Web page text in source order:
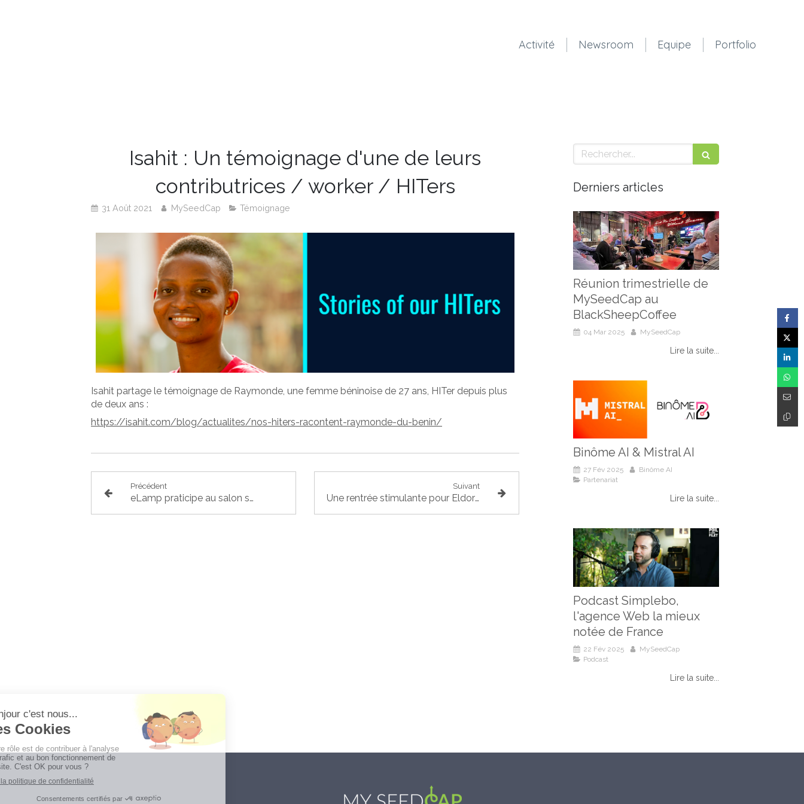
Activité Newsroom Equipe Portfolio
Isahit : Un témoignage d'une de leurs
contributrices / worker / HITers
31 Août 2021 MySeedCap Témoignage
Isahit partage le témoignage de Raymonde, une femme béninoise de 27 ans, HITer depuis plus
de deux ans :
https://isahit.com/blog/actualites/nos-hiters-racontent-raymonde-du-benin/
Précédent
eLamp praticipe au salon solutions RH du 7 au 9 septembre
Suivant
Une rentrée stimulante pour Eldorado
Rechercher
Derniers articles
Réunion trimestrielle de
MySeedCap au
BlackSheepCoffee
04 Mar 2025 MySeedCap
Lire la suite...
Binôme AI & Mistral AI
27 Fév 2025
Binôme AI
Partenariat
Lire la suite...
Podcast Simplebo,
l'agence Web la mieux
notée de France
22 Fév 2025
MySeedCap
Podcast
Lire la suite...